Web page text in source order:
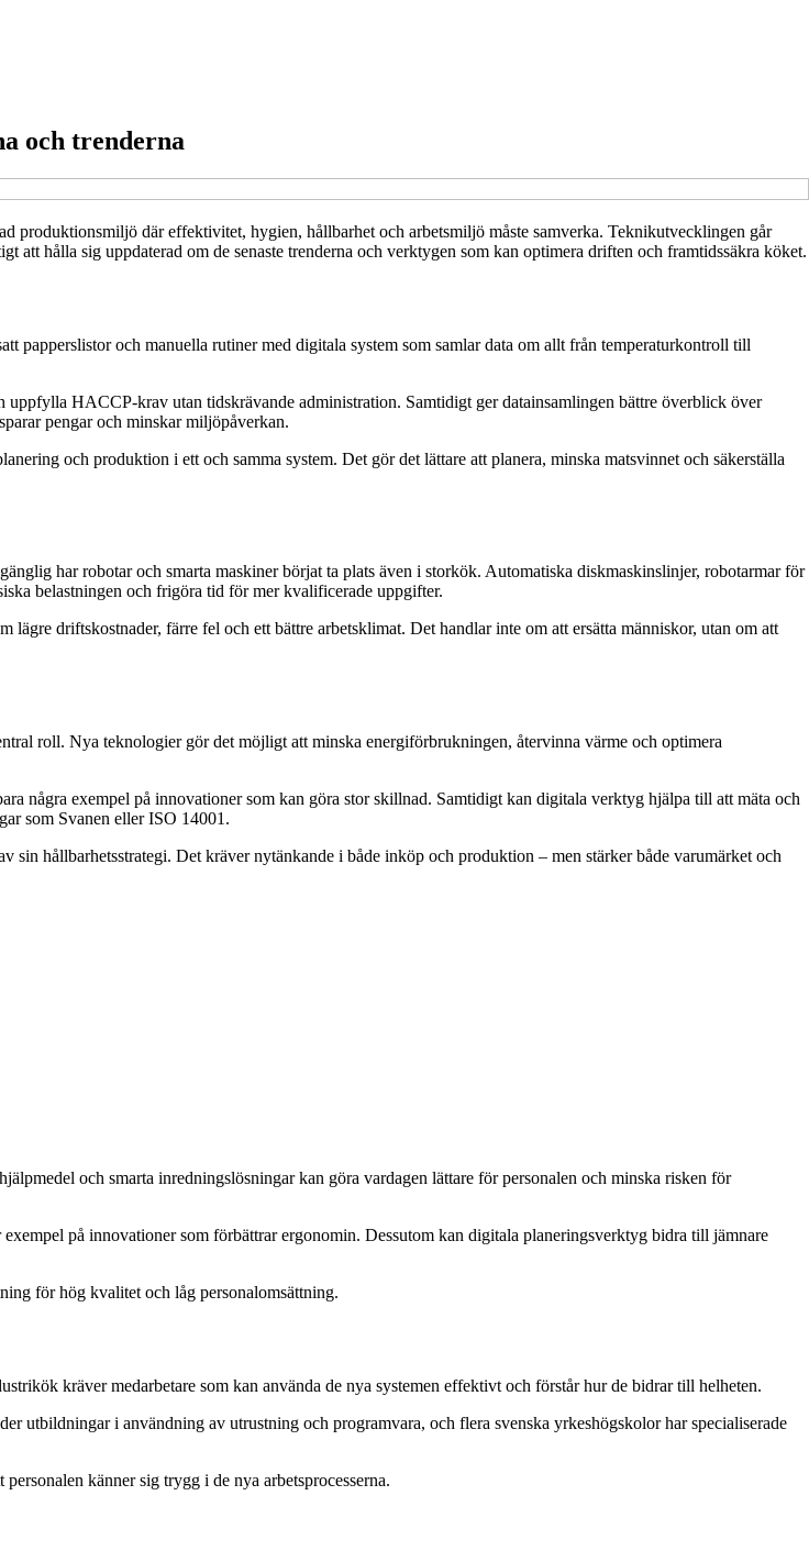
och trenderna
produktionsmiljö där effektivitet, hygien, hållbarhet och arbetsmiljö måste samverka. Teknikutvecklingen går
hålla sig uppdaterad om de senaste trenderna och verktygen som kan optimera driften och framtidssäkra köket.
papperslistor och manuella rutiner med digitala system som samlar data om allt från temperaturkontroll till
HACCP-krav utan tidskrävande administration. Samtidigt ger datainsamlingen bättre överblick över
pengar och minskar miljöpåverkan.
och produktion i ett och samma system. Det gör det lättare att planera, minska matsvinnet och säkerställa
har robotar och smarta maskiner börjat ta plats även i storkök. Automatiska diskmaskinslinjer, robotarmar för
belastningen och frigöra tid för mer kvalificerade uppgifter.
driftskostnader, färre fel och ett bättre arbetsklimat. Det handlar inte om att ersätta människor, utan om att
roll. Nya teknologier gör det möjligt att minska energiförbrukningen, återvinna värme och optimera
några exempel på innovationer som kan göra stor skillnad. Samtidigt kan digitala verktyg hjälpa till att mäta och
som Svanen eller ISO 14001.
sin hållbarhetsstrategi. Det kräver nytänkande i både inköp och produktion – men stärker både varumärket och
och smarta inredningslösningar kan göra vardagen lättare för personalen och minska risken för
på innovationer som förbättrar ergonomin. Dessutom kan digitala planeringsverktyg bidra till jämnare
för hög kvalitet och låg personalomsättning.
kräver medarbetare som kan använda de nya systemen effektivt och förstår hur de bidrar till helheten.
utbildningar i användning av utrustning och programvara, och flera svenska yrkeshögskolor har specialiserade
känner sig trygg i de nya arbetsprocesserna.